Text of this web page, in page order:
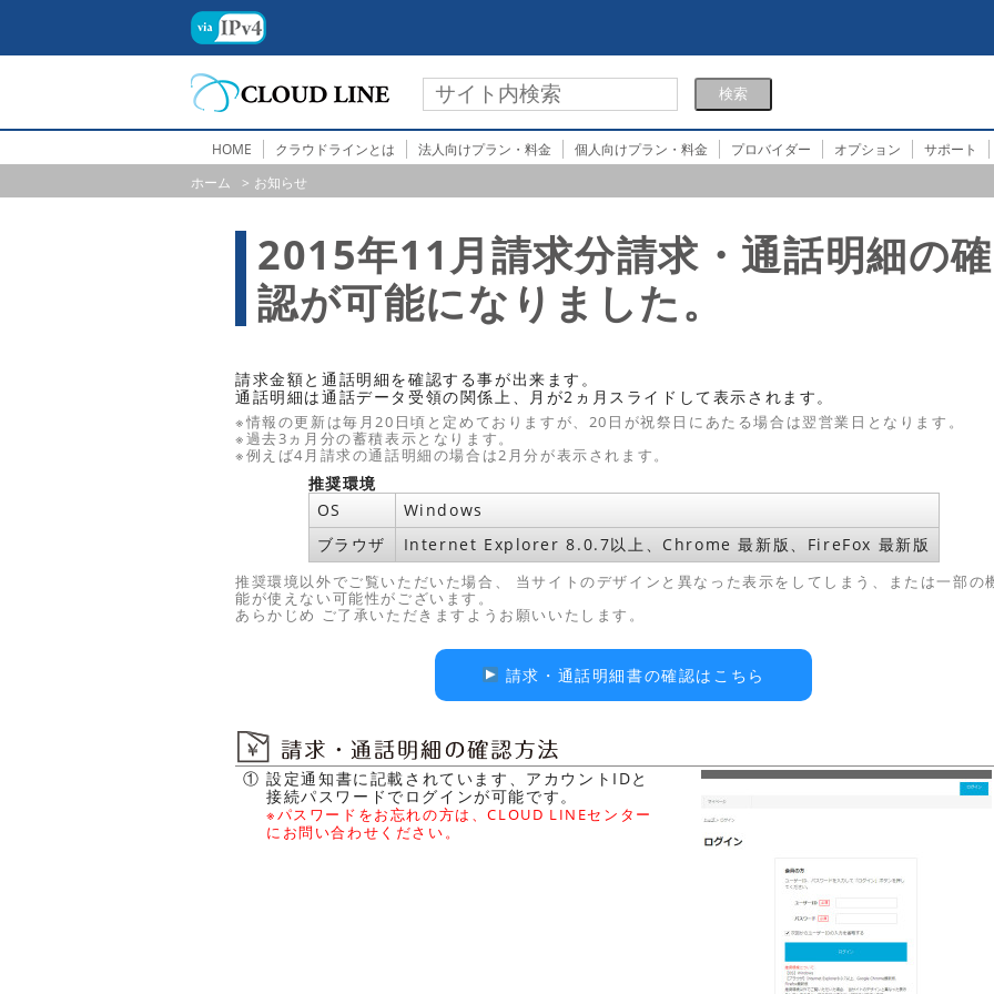
HOME クラウドラインとは 法人向けプラン・料金 個人向けプラン・料金 プロバイダー オプション
サポート
ホーム
お知らせ
2015年11月請求分請求・通話明細の確
認が可能になりました。
請求金額と通話明細を確認する事が出来ます。
通話明細は通話データ受領の関係上、月が2ヵ月スライドして表示されます。
※情報の更新は毎月20日頃と定めておりますが、20日が祝祭日にあたる場合は翌営業日となります。
※過去3ヵ月分の蓄積表示となります。
※例えば4月請求の通話明細の場合は2月分が表示されます。
推奨環境
OS
Windows
ブラウザ
Internet Explorer 8.0.7以上、Chrome 最新版、FireFox 最新版
推奨環境以外でご覧いただいた場合、 当サイトのデザインと異なった表示をしてしまう、または一部の
能が使えない可能性がございます。
あらかじめ ご了承いただきますようお願いいたします。
請求・通話明細書の確認はこちら
① 設定通知書に記載されています、アカウントIDと
接続パスワードでログインが可能です。
※パスワードをお忘れの方は、CLOUD LINEセンター
にお問い合わせください。